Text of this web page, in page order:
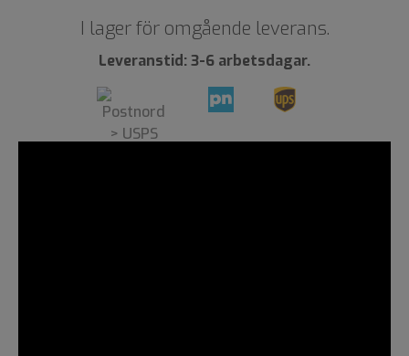
I lager för omgående leverans.
Leveranstid: 3-6 arbetsdagar.